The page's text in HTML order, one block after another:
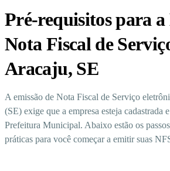
Pré-requisitos para a
Nota Fiscal de
Aracaju, SE
A emissão de Nota Fiscal de Serviço
(SE) exige que a empresa esteja cadastrada
Prefeitura Municipal. Abaixo estão os
práticas para você começar a emitir suas